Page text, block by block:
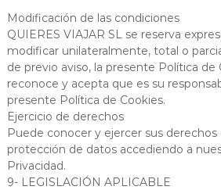
Modificación de las condiciones
QUIERES VIAJAR SL se reserva
modificar unilateralmente, total o
de previo aviso, la presente Política de
reconoce y acepta que es su
presente Política de Cookies.
Ejercicio de derechos
Puede conocer y ejercer sus
protección de datos accediendo a
Privacidad.
9- LEGISLACIÓN APLICABLE